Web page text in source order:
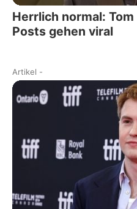
Herrlich normal:
Posts gehen viral
Artikel -